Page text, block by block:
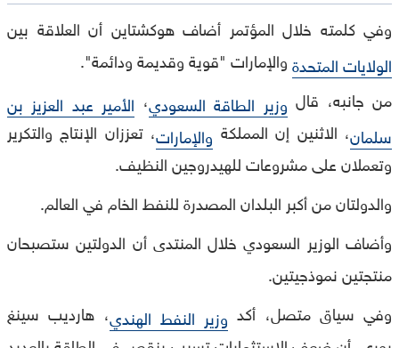
وفي كلمته خلال المؤتمر أضاف هوكشتاين أن العلاقة بين
الولايات المتحدةوالإمارات "قوية وقديمة ودائمة".
من جانبه، قال وزير الطاقة السعودي، الأمير عبد العزيز بن
سلمان، الاثنين إن المملكة والإمارات، تعززان الإنتاج والتكرير
وتعملان على مشروعات للهيدروجين النظيف.
والدولتان من أكبر البلدان المصدرة للنفط الخام في العالم.
وأضاف الوزير السعودي خلال المنتدى أن الدولتين ستصبحان
منتجتين نموذجيتين.
وفي سياق متصل، أكد وزير النفط الهندي، هارديب سينغ